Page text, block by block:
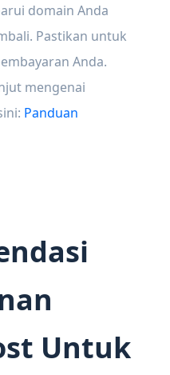
domain Anda
Pastikan untuk
Anda.
mengenai
Panduan
Untuk